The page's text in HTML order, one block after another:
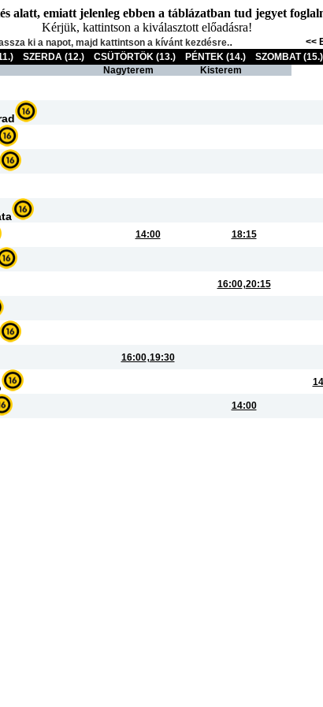
alatt, emiatt jelenleg ebben a táblázatban tud jegyet
Kérjük, kattintson a kiválasztott előadásra!
ki a napot, majd kattintson a kívánt kezdésre.. <<
SZERDA (12.) CSÜTÖRTÖK (13.) PÉNTEK (14.)
SZOMBAT (15.)
Nagyterem Kisterem
14:00 18:15
16:00,20:15
16:00,19:30
14:00